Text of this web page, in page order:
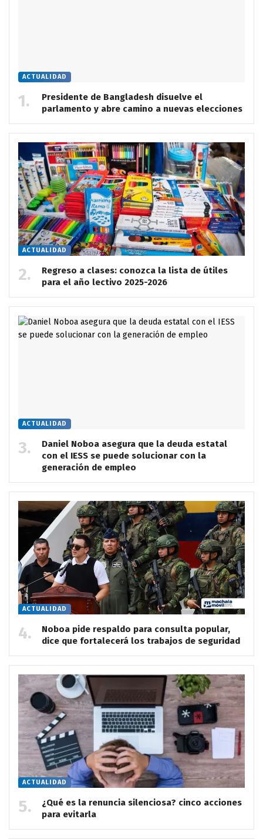
ACTUALIDAD
Presidente de Bangladesh disuelve el
parlamento y abre camino a nuevas elecciones
ACTUALIDAD
Regreso a clases: conozca la lista de útiles
para el año lectivo 2025-2026
ACTUALIDAD
Daniel Noboa asegura que la deuda estatal
con el IESS se puede solucionar con la
generación de empleo
ACTUALIDAD
Noboa pide respaldo para consulta popular,
dice que fortalecerá los trabajos de seguridad
ACTUALIDAD
¿Qué es la renuncia silenciosa? cinco acciones
para evitarla